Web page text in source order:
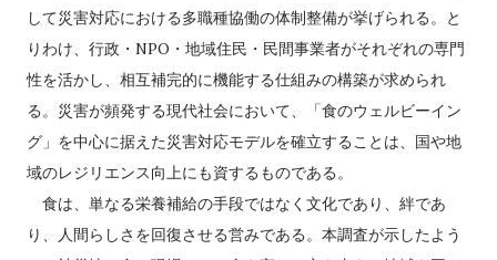
して災害対応における多職種協働の体制整備が挙げられる。と
りわけ、行政・NPO・地域住民・民間事業者がそれぞれの専門
性を活かし、相互補完的に機能する仕組みの構築が求められ
る。災害が頻発する現代社会において、「食のウェルビーイン
グ」を中心に据えた災害対応モデルを確立することは、国や地
域のレジリエンス向上にも資するものである。
食は、単なる栄養補給の手段ではなく文化であり、絆であ
り、人間らしさを回復させる営みである。本調査が示したよう